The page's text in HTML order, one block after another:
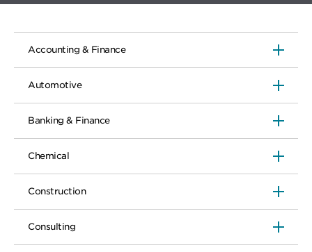
Accounting & Finance
Automotive
Banking & Finance
Chemical
Construction
Consulting